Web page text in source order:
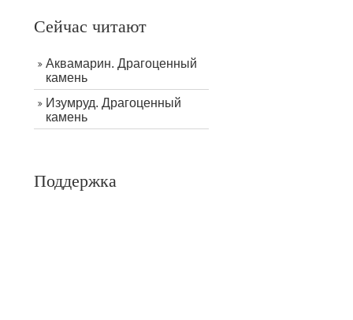
Сейчас читают
Аквамарин. Драгоценный
камень
Изумруд. Драгоценный
камень
Поддержка